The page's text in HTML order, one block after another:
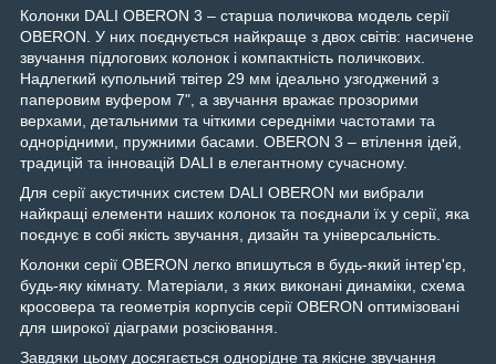
Колонки DALI OBERON 3 – старша поличкова модель серії
OBERON. У них поєднується найкраще з двох світів: насичене
звучання підлогових колонок і компактність поличкових.
Надлегкий купольний твітер 29 мм ідеально узгоджений з
паперовим вуфером 7", а звучання вражає прозорими
верхами, детальними та чіткими середніми частотами та
однорідними, пружними басами. OBERON 3 – втілення ідей,
традицій та інновацій DALI в елегантному сучасному.
Для серії акустичних систем DALI OBERON ми вибрали
найкращі елементи наших колонок та поєднали їх у серії, яка
поєднує в собі якість звучання, дизайн та універсальність.
Колонки серії OBERON легко впишуться в будь-який інтер'єр,
будь-яку кімнату. Матеріали, з яких виконані динаміки, схема
кросовера та геометрія корпусів серії OBERON оптимізовані
для широкої діаграми розсіювання.
Завдяки цьому досягається однорідне та якісне звучання